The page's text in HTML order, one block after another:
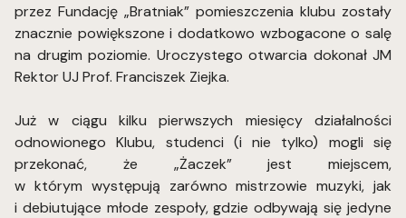
przez Fundację „Bratniak” pomieszczenia klubu zostały
znacznie powiększone i dodatkowo wzbogacone o salę
na drugim poziomie. Uroczystego otwarcia dokonał JM
Rektor UJ Prof. Franciszek Ziejka.
Już w ciągu kilku pierwszych miesięcy działalności
odnowionego Klubu, studenci (i nie tylko) mogli się
przekonać, że „Żaczek” jest miejscem,
w którym występują zarówno mistrzowie muzyki, jak
i debiutujące młode zespoły, gdzie odbywają się jedyne